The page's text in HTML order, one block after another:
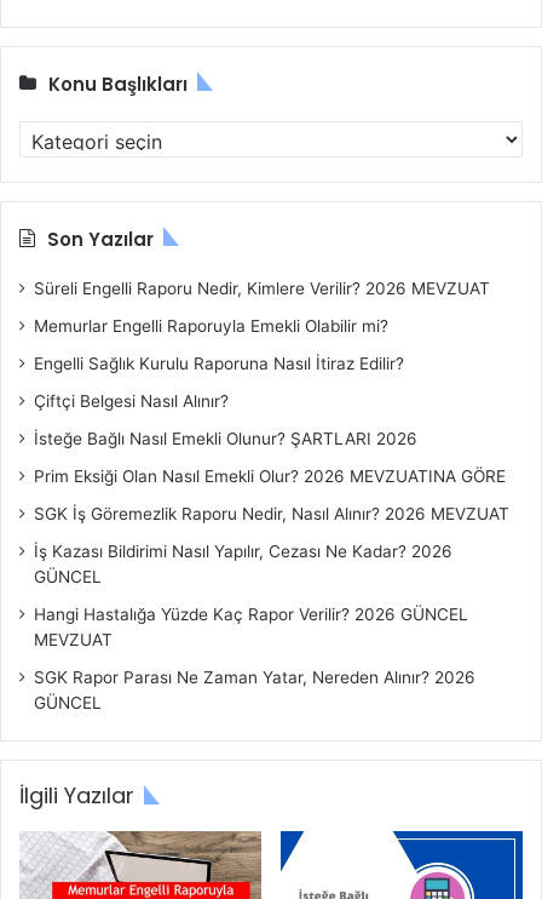
Konu Başlıkları
o
n
B
ş
ı
k
r
Son Yazılar
Süreli Engelli Raporu Nedir, Kimlere Verilir? 2026 MEVZUAT
Memurlar Engelli Raporuyla Emekli Olabilir mi?
Engelli Sağlık Kurulu Raporuna Nasıl İtiraz Edilir?
Çiftçi Belgesi Nasıl Alınır?
İsteğe Bağlı Nasıl Emekli Olunur? ŞARTLARI 2026
Prim Eksiği Olan Nasıl Emekli Olur? 2026 MEVZUATINA GÖRE
SGK İş Göremezlik Raporu Nedir, Nasıl Alınır? 2026 MEVZUAT
İş Kazası Bildirimi Nasıl Yapılır, Cezası Ne Kadar? 2026
GÜNCEL
Hangi Hastalığa Yüzde Kaç Rapor Verilir? 2026 GÜNCEL
MEVZUAT
SGK Rapor Parası Ne Zaman Yatar, Nereden Alınır? 2026
GÜNCEL
İlgili Yazılar